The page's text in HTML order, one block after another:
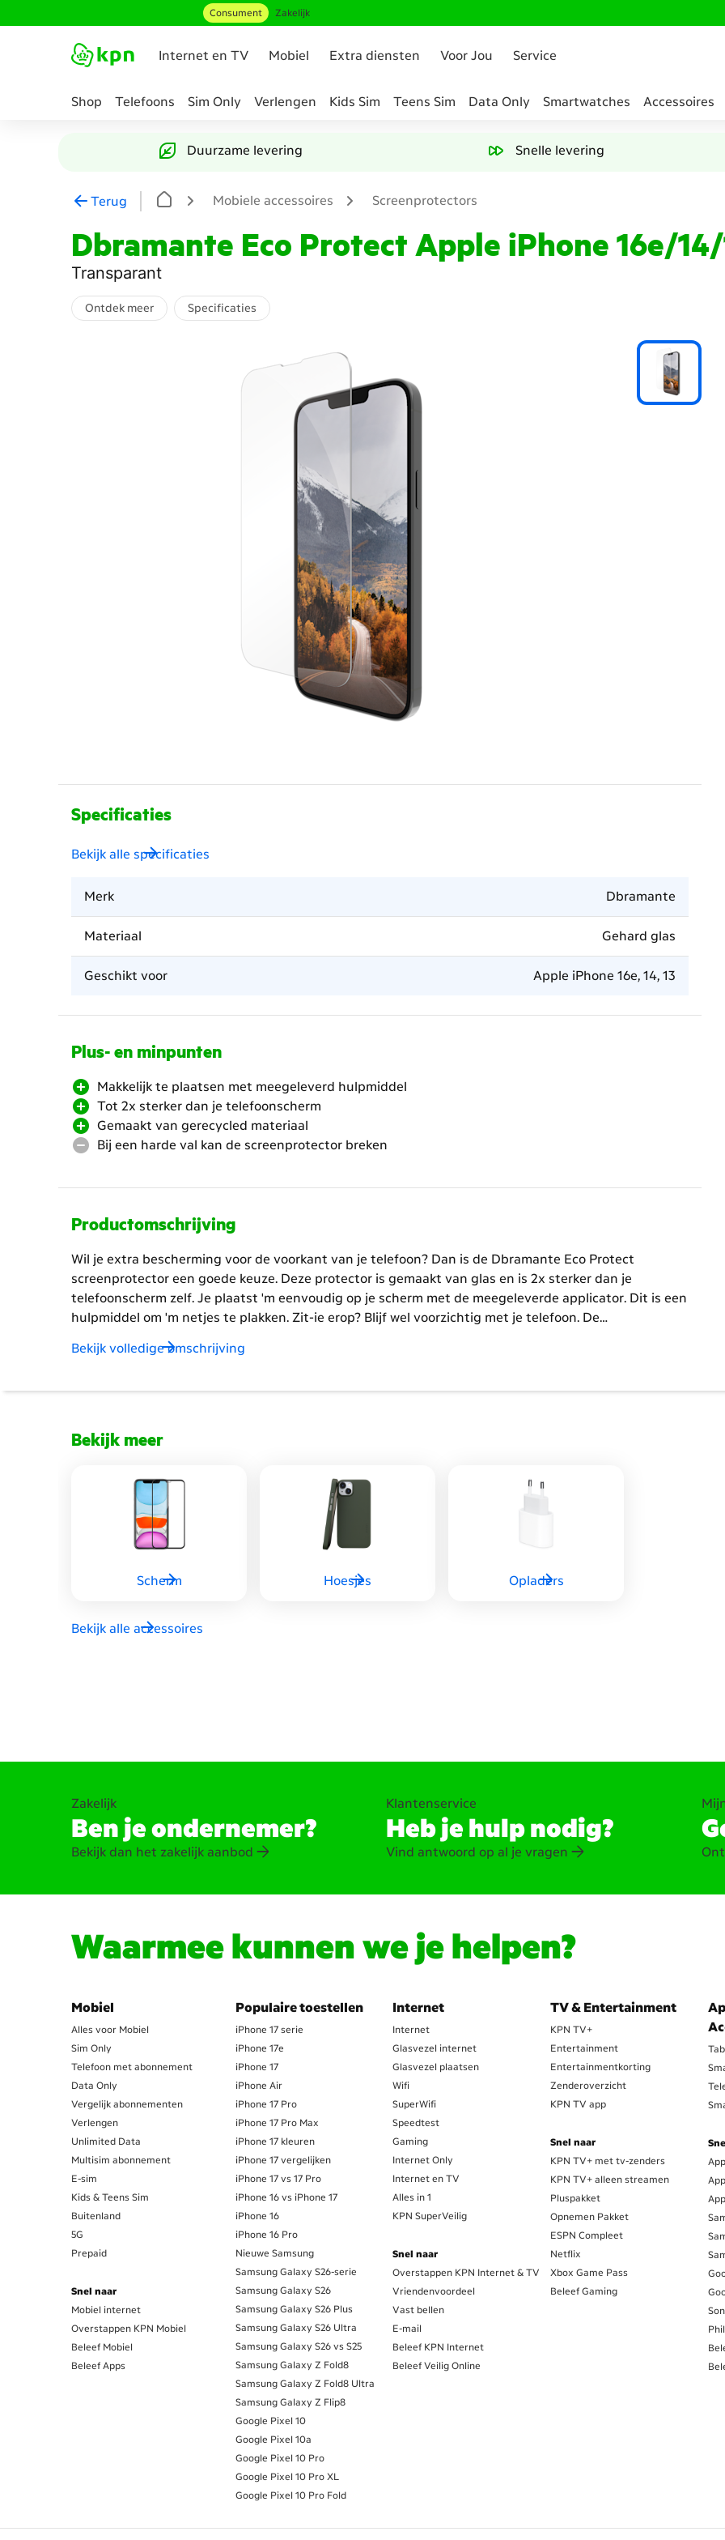
Consument Zakelijk
Internet en TV Mobiel Extra diensten Voor Jou Service
Shop Telefoons Sim Only Verlengen Kids Sim Teens Sim Data Only Smartwatches Accessoires
Duurzame levering Snelle levering
Terug Mobiele accessoires Screenprotectors
Dbramante Eco Protect Apple iPhone 16e/14/
Transparant
Ontdek meer Specificaties
Specificaties
Bekijk alle specificaties
Merk Dbramante
Materiaal Gehard glas
Geschikt voor Apple iPhone 16e,​ 14,​ 13
Plus- en minpunten
Makkelijk te plaatsen met meegeleverd hulpmiddel
Tot 2x sterker dan je telefoonscherm
Gemaakt van gerecycled materiaal
Bij een harde val kan de screenprotector breken
Productomschrijving
Wil je extra bescherming voor de voorkant van je telefoon? Dan is de Dbramante Eco Protect
screenprotector een goede keuze. Deze protector is gemaakt van glas en is 2x sterker dan je
telefoonscherm zelf. Je plaatst 'm eenvoudig op je scherm met de meegeleverde applicator. Dit is een
hulpmiddel om 'm netjes te plakken. Zit-ie erop? Blijf wel voorzichtig met je telefoon. De
screenprotector kan bij een harde val namelijk breken. Verder zal je er niet veel van merken. De
kwaliteit van je eigen scherm blijft namelijk goed en hij werkt nog precies hetzelfde, maar dan met
Bekijk volledige omschrijving
Bekijk meer
Scherm Hoesjes Opladers
Bekijk alle accessoires
Zakelijk
Ben je ondernemer?
Bekijk dan het zakelijk aanbod
Klantenservice
Heb je hulp nodig?
Vind antwoord op al je vragen
Waarmee kunnen we je helpen?
Mobiel
Alles voor Mobiel
Sim Only
Telefoon met abonnement
Data Only
Vergelijk abonnementen
Verlengen
Unlimited Data
Multisim abonnement
E-sim
Kids & Teens Sim
Buitenland
5G
Prepaid
Snel naar
Mobiel internet
Overstappen KPN Mobiel
Beleef Mobiel
Beleef Apps
Populaire toestellen
iPhone 17 serie
iPhone 17e
iPhone 17
iPhone Air
iPhone 17 Pro
iPhone 17 Pro Max
iPhone 17 kleuren
iPhone 17 vergelijken
iPhone 17 vs 17 Pro
iPhone 16 vs iPhone 17
iPhone 16
iPhone 16 Pro
Nieuwe Samsung
Samsung Galaxy S26-serie
Samsung Galaxy S26
Samsung Galaxy S26 Plus
Samsung Galaxy S26 Ultra
Samsung Galaxy S26 vs S25
Samsung Galaxy Z Fold8
Samsung Galaxy Z Fold8 Ultra
Samsung Galaxy Z Flip8
Google Pixel 10
Google Pixel 10a
Google Pixel 10 Pro
Google Pixel 10 Pro XL
Google Pixel 10 Pro Fold
Internet
Internet
Glasvezel internet
Glasvezel plaatsen
Wifi
SuperWifi
Speedtest
Gaming
Internet Only
Internet en TV
Alles in 1
KPN SuperVeilig
Snel naar
Overstappen KPN Internet & TV
Vriendenvoordeel
Vast bellen
E-mail
Beleef KPN Internet
Beleef Veilig Online
TV & Entertainment
KPN TV+
Entertainment
Entertainmentkorting
Zenderoverzicht
KPN TV app
Snel naar
KPN TV+ met tv-zenders
KPN TV+ alleen streamen
Pluspakket
Opnemen Pakket
ESPN Compleet
Netflix
Xbox Game Pass
Beleef Gaming